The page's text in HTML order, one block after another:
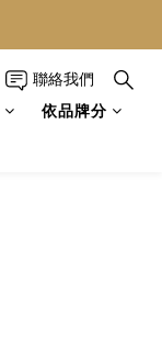
聯絡我們
依品牌分